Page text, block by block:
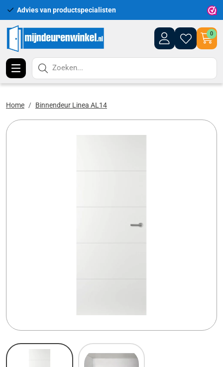
Advies van productspecialisten
0
Zoeken...
Home Binnendeur Linea AL14